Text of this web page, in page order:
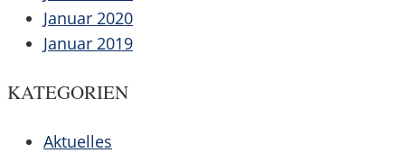
Januar 2020
Januar 2019
KATEGORIEN
Aktuelles